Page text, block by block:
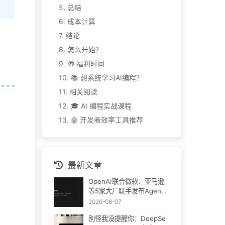
5. 总结
6. 成本计算
7. 结论
8. 怎么开始？
9. 🎁 福利时间
10. 📚 想系统学习AI编程？
11. 相关阅读
12. 🎓 AI 编程实战课程
13. 🤖 开发者效率工具推荐
最新文章
OpenAI联合微软、亚马逊
等5家大厂联手发布Agent
Plugins：AI插件终于要统
2026-08-07
别怪我没提醒你：DeepSe